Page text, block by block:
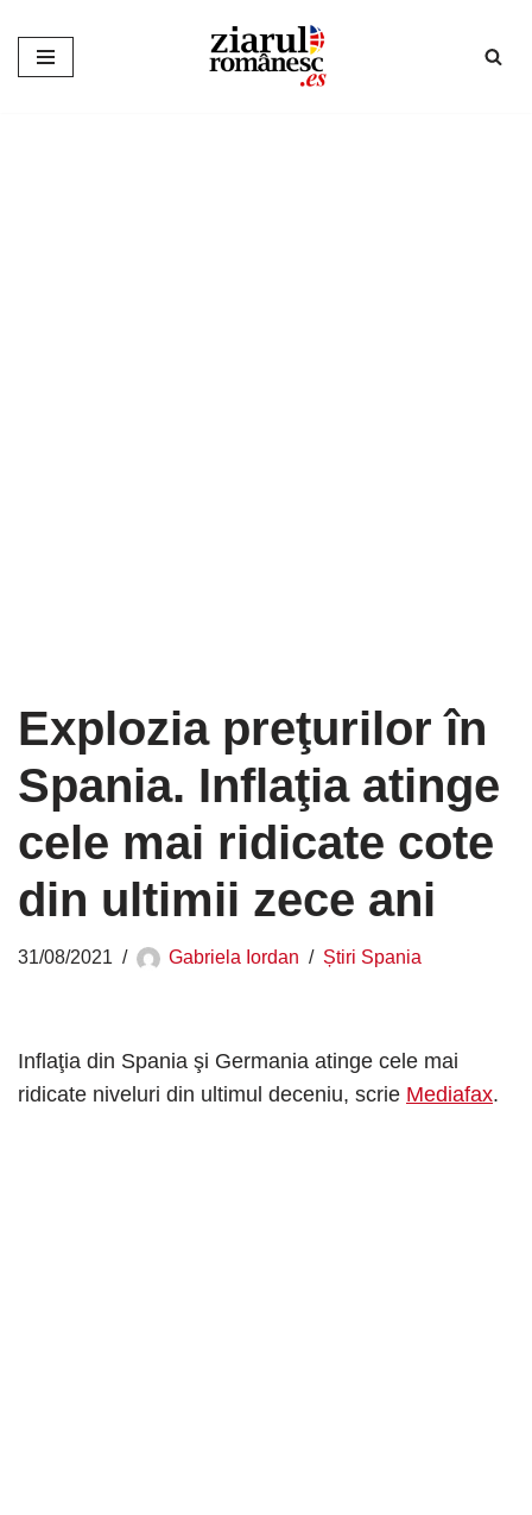
Sari
Explozia preţurilor în
Spania. Inflaţia atinge
cele mai ridicate cote
din ultimii zece ani
31/08/2021 Gabriela Iordan Știri Spania
Inflaţia din Spania şi Germania atinge cele mai
ridicate niveluri din ultimul deceniu, scrie Mediafax.